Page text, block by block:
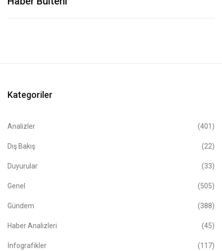
Kategoriler
Analizler (401)
Dış Bakış (22)
Duyurular (33)
Genel (505)
Gündem (388)
Haber Analizleri (45)
İnfografikler (117)